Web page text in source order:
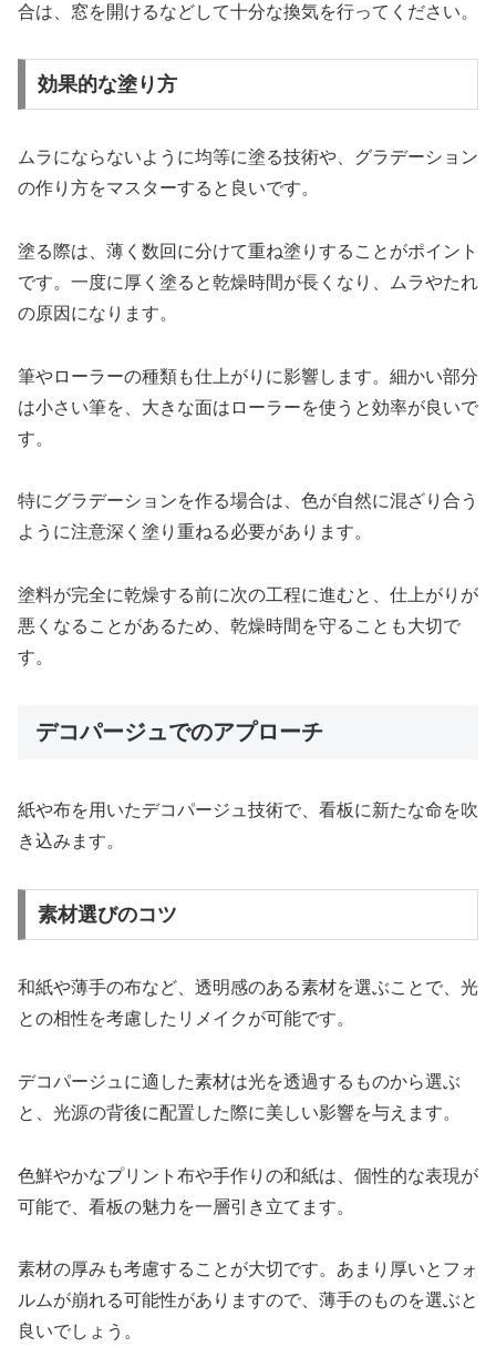
合は、窓を開けるなどして十分な換気を行ってください。
効果的な塗り方
ムラにならないように均等に塗る技術や、グラデーション
の作り方をマスターすると良いです。
塗る際は、薄く数回に分けて重ね塗りすることがポイント
です。一度に厚く塗ると乾燥時間が長くなり、ムラやたれ
の原因になります。
筆やローラーの種類も仕上がりに影響します。細かい部分
は小さい筆を、大きな面はローラーを使うと効率が良いで
す。
特にグラデーションを作る場合は、色が自然に混ざり合う
ように注意深く塗り重ねる必要があります。
塗料が完全に乾燥する前に次の工程に進むと、仕上がりが
悪くなることがあるため、乾燥時間を守ることも大切で
す。
デコパージュでのアプローチ
紙や布を用いたデコパージュ技術で、看板に新たな命を吹
き込みます。
素材選びのコツ
和紙や薄手の布など、透明感のある素材を選ぶことで、光
との相性を考慮したリメイクが可能です。
デコパージュに適した素材は光を透過するものから選ぶ
と、光源の背後に配置した際に美しい影響を与えます。
色鮮やかなプリント布や手作りの和紙は、個性的な表現が
可能で、看板の魅力を一層引き立てます。
素材の厚みも考慮することが大切です。あまり厚いとフォ
ルムが崩れる可能性がありますので、薄手のものを選ぶと
良いでしょう。